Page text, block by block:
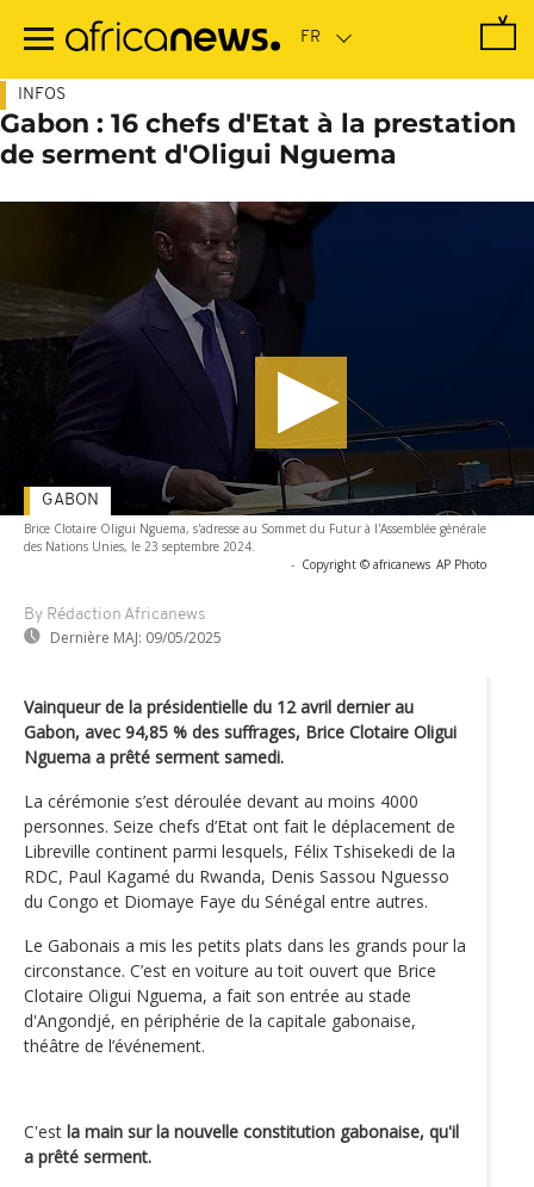
contenu
INFOS
Gabon : 16 chefs d'Etat à la prestation
de serment d'Oligui Nguema
Brice Clotaire Oligui Nguema, s'adresse au Sommet du Futur à l'Assemblée générale
des Nations Unies, le 23 septembre 2024.
- Copyright © africanews AP Photo
By Rédaction Africanews
Dernière MAJ: 09/05/2025
GABON
Vainqueur de la présidentielle du 12 avril dernier au
Gabon, avec 94,85 % des suffrages, Brice Clotaire Oligui
Nguema a prêté serment samedi.
La cérémonie s’est déroulée devant au moins 4000
personnes. Seize chefs d’Etat ont fait le déplacement de
Libreville continent parmi lesquels, Félix Tshisekedi de la
RDC, Paul Kagamé du Rwanda, Denis Sassou Nguesso
du Congo et Diomaye Faye du Sénégal entre autres.
Le Gabonais a mis les petits plats dans les grands pour la
circonstance. C’est en voiture au toit ouvert que Brice
Clotaire Oligui Nguema, a fait son entrée au stade
d'Angondjé, en périphérie de la capitale gabonaise,
théâtre de l’événement.
C'est la main sur la nouvelle constitution gabonaise, qu'il
a prêté serment.